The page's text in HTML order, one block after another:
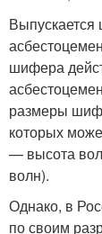
шифера
размеры
которых
— высота
волн).
Однако, в
по своим